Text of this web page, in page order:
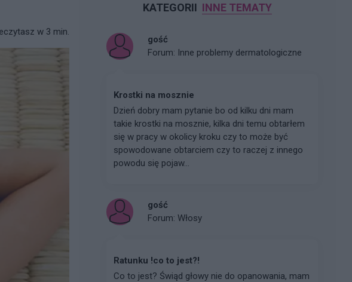
w 3 min.
KATEGORII INNE TEMATY
gość
Forum: Inne problemy dermatologiczne
Krostki na mosznie
Dzień dobry mam pytanie bo od kilku dni mam
takie krostki na mosznie, kilka dni temu obtarłem
się w pracy w okolicy kroku czy to może być
spowodowane obtarciem czy to raczej z innego
powodu się pojaw...
gość
Forum: Włosy
Ratunku !co to jest?!
Co to jest? Świąd głowy nie do opanowania, mam